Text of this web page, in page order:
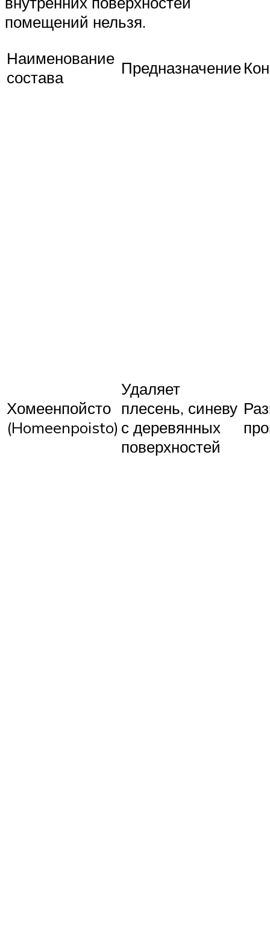
помещений нельзя.
Наименование
состава
Предназначение
Хомеенпойсто
(Homeenpoisto)
Удаляет
плесень, синеву
с деревянных
поверхностей